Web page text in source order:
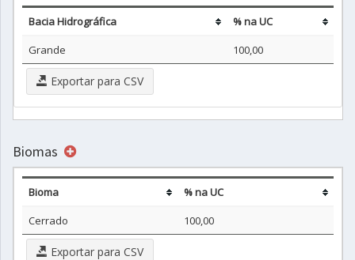
Bacia Hidrográfica
% na UC
Grande
100,00
Exportar para CSV
Biomas
Bioma
% na UC
Cerrado
100,00
Exportar para CSV